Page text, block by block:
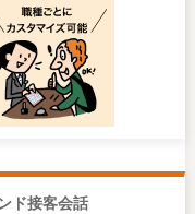
ド接客会話